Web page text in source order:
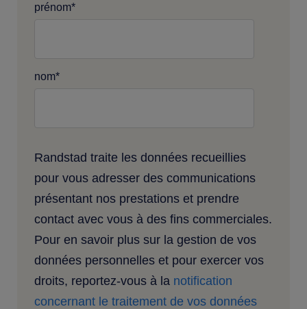
prénom*
nom*
Randstad traite les données recueillies
pour vous adresser des communications
présentant nos prestations et prendre
contact avec vous à des fins commerciales.
Pour en savoir plus sur la gestion de vos
données personnelles et pour exercer vos
droits, reportez-vous à la notification
concernant le traitement de vos données